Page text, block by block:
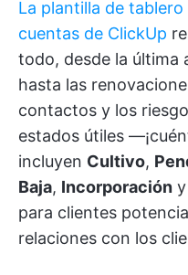
La plantilla de
cuentas de ClickUp
todo, desde la última
hasta las
contactos y los
estados útiles
incluyen Cultivo,
Baja, Incorporación
para clientes
relaciones con los